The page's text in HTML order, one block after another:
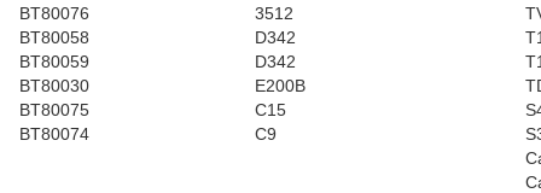
BT80076
3512
BT80058
D342
BT80059
D342
BT80030
E200B
BT80075
C15
BT80074
C9